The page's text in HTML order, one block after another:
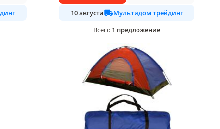
10 августа
Мультидом трейдинг
Всего 1 предложение